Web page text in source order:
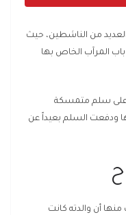
من الناشطين، حيث
المرآب الخاص بها
سلم متمسكة
ودفعت السلم بعيداً عن
أن والدته كانت